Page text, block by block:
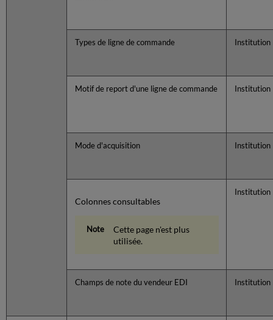
Types de ligne de commande Institution
Motif de report d'une ligne de commande Institution
Mode d'acquisition Institution
Colonnes consultables
Cette page n'est plus
utilisée.
Institution
Champs de note du vendeur EDI Institution